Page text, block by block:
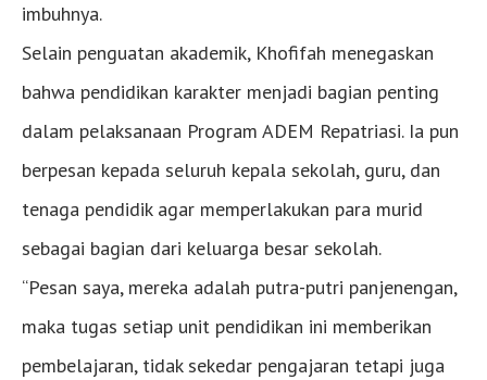
imbuhnya.
Selain penguatan akademik, Khofifah menegaskan
bahwa pendidikan karakter menjadi bagian penting
dalam pelaksanaan Program ADEM Repatriasi. Ia pun
berpesan kepada seluruh kepala sekolah, guru, dan
tenaga pendidik agar memperlakukan para murid
sebagai bagian dari keluarga besar sekolah.
“Pesan saya, mereka adalah putra-putri panjenengan,
maka tugas setiap unit pendidikan ini memberikan
pembelajaran, tidak sekedar pengajaran tetapi juga